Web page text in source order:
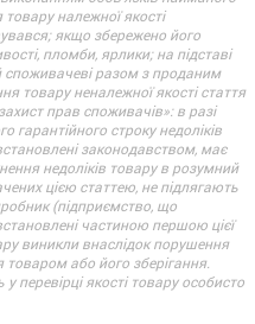
належної якості
якщо збережено його
пломби, ярлики; на підставі
споживачеві разом з проданим
товару неналежної якості стаття
прав споживачів»: в разі
гарантійного строку недоліків
законодавством, має
недоліків товару в розумний
цією статтею, не підлягають
(підприємство, що
частиною першою цієї
виникли внаслідок порушення
або його зберігання.
якості товару особисто